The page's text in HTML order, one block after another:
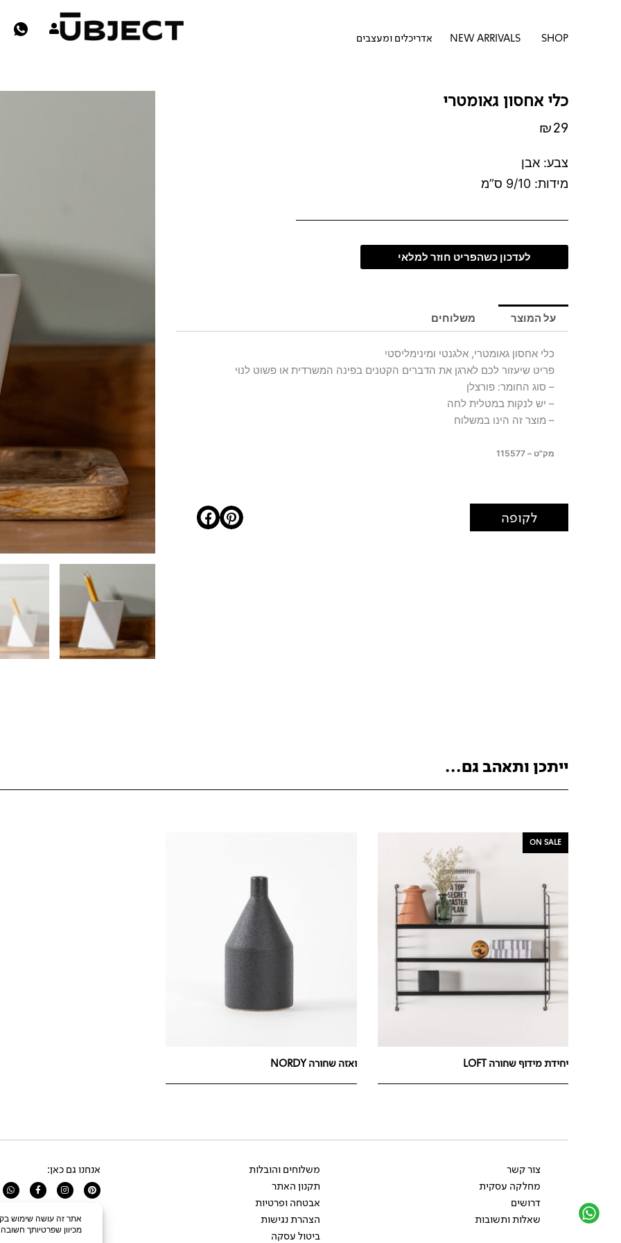
SHOP פתח SHOPNEW ARRIVALS אדריכלים ומעצבים
כלי אחסון גאומטרי
₪29
צבע: אבן
מידות: 9/10 ס”מ
לעדכון כשהפריט חוזר למלאי
על המוצר משלוחים
כלי אחסון גאומטרי, אלגנטי ומינימליסטי
פריט שיעזור לכם לארגן את הדברים הקטנים בפינה המשרדית או פשוט לנוי
– סוג החומר: פורצלן
– יש לנקות במטלית לחה
– מוצר זה הינו במשלוח
מק"ט – 115577
לקופה
ייתכן ותאהב גם...
ON SALE
יחידת מידוף שחורה LOFT ואזה שחורה NORDY
צור קשר
מחלקה עסקית
דרושים
שאלות ותשובות
משלוחים והובלות
תקנון האתר
אבטחה ופרטיות
הצהרת נגישות
ביטול עסקה
אנחנו גם כאן:
Pinterest
Instagram
Facebook-
f